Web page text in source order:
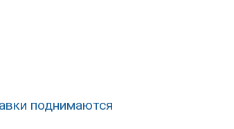
поднимаются